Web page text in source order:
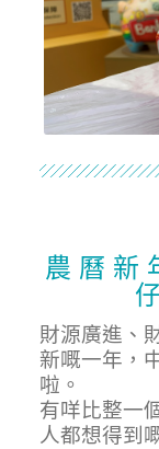
農 曆 新
財源廣進、
新嘅一年，
啦。
有咩比整一
人都想得到